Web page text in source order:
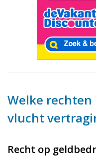
Welke
vlucht
Recht op